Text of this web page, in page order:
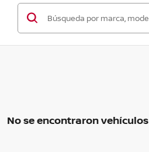
No se encontraron vehículos